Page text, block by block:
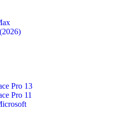
Pro 13
Pro 11